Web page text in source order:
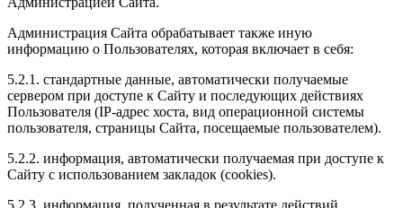
Администрация Сайта обрабатывает также иную
информацию о Пользователях, которая включает в себя:
5.2.1. стандартные данные, автоматически получаемые
сервером при доступе к Сайту и последующих действиях
Пользователя (IP-адрес хоста, вид операционной системы
пользователя, страницы Сайта, посещаемые пользователем).
5.2.2. информация, автоматически получаемая при доступе к
Сайту с использованием закладок (cookies).